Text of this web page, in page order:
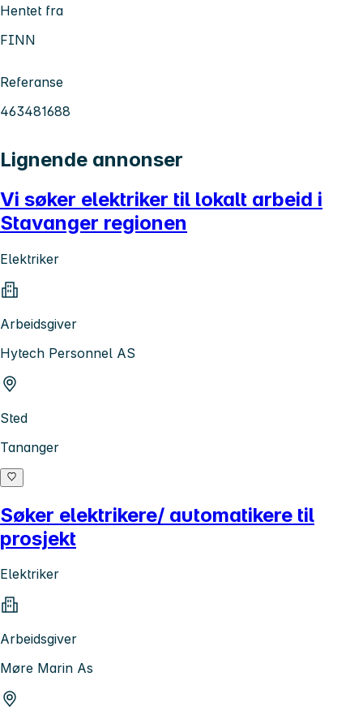
Hentet fra
FINN
Referanse
463481688
Lignende annonser
Vi søker elektriker til lokalt arbeid i
Stavanger regionen
Elektriker
Arbeidsgiver
Hytech Personnel AS
Sted
Tananger
Søker elektrikere/ automatikere til
prosjekt
Elektriker
Arbeidsgiver
Møre Marin As